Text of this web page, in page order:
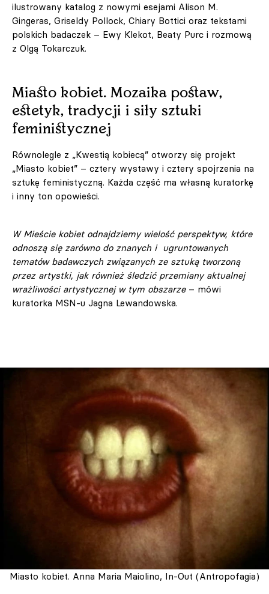
ilustrowany katalog z nowymi esejami Alison M.
Gingeras, Griseldy Pollock, Chiary Bottici oraz tekstami
polskich badaczek – Ewy Klekot, Beaty Purc i rozmową
z Olgą Tokarczuk.
Miasto kobiet. Mozaika postaw,
estetyk, tradycji i siły sztuki
feministycznej
Równolegle z „Kwestią kobiecą” otworzy się projekt
„Miasto kobiet” – cztery wystawy i cztery spojrzenia na
sztukę feministyczną. Każda część ma własną kuratorkę
i inny ton opowieści.
W Mieście kobiet odnajdziemy wielość perspektyw, które
odnoszą się zarówno do znanych i ugruntowanych
tematów badawczych związanych ze sztuką tworzoną
przez artystki, jak również śledzić przemiany aktualnej
wrażliwości artystycznej w tym obszarze– mówi
kuratorka MSN-u Jagna Lewandowska.
Miasto kobiet. Anna Maria Maiolino, In-Out (Antropofagia)